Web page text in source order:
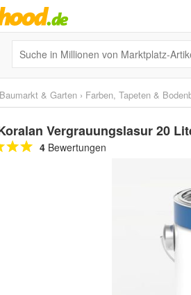
Baumarkt & Garten › Farben, Tapeten &
Vergrauungslasur 20
4 Bewertungen